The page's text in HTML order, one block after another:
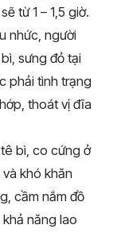
từ 1 – 1,5 giờ.
nhức, người
sưng đỏ tại
phải tình trạng
thoát vị đĩa
bì, co cứng ở
khó khăn
cầm nắm đồ
năng lao